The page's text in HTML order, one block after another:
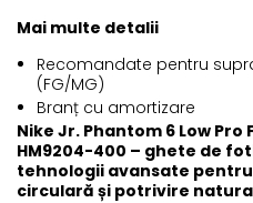
Mai multe detalii
Recomandate pentru
(FG/MG)
Branț cu amortizare
Nike Jr. Phantom 6 Low Pro
HM9204-400 – ghete de
tehnologii avansate
circulară și potrivire